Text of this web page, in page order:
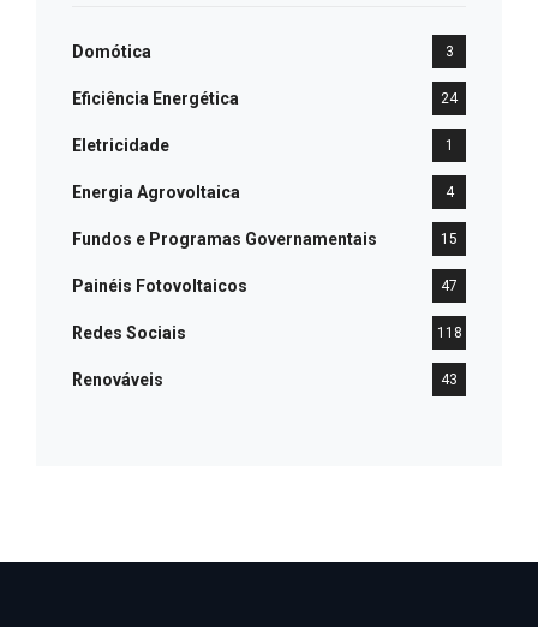
Domótica 3
Eficiência Energética 24
Eletricidade 1
Energia Agrovoltaica 4
Fundos e Programas Governamentais 15
Painéis Fotovoltaicos 47
Redes Sociais 118
Renováveis 43